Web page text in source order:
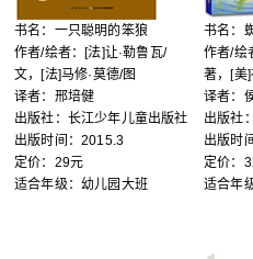
书名：一只聪明的笨狼
作者/绘者：[法]让·勒鲁瓦/
文，[法]马修·莫德/图
译者：邢培健
出版社：长江少年儿童出版社
出版时间：2015.3
定价：29元
适合年级：幼儿园大班
书名：
作者/绘
著，[美
译者：
出版社
出版时
定价：
适合年